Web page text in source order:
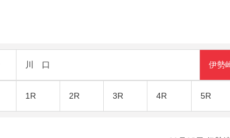
川 口 伊勢
1R 2R 3R 4R 5R